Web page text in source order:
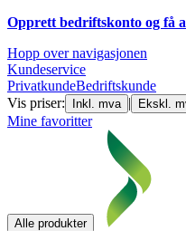
Opprett bedriftskonto og få
Hopp over navigasjonen
Kundeservice
PrivatkundeBedriftskunde
Vis priser:
Inkl. mva | Ekskl.
Mine favoritter
Alle produkter